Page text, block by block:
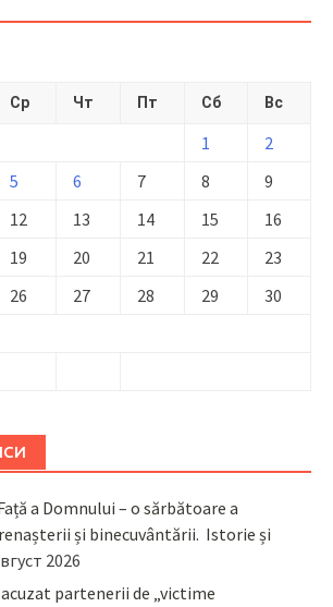
Ср Чт Пт Сб Вс
1
2
5 6 7 8
9
12 13 14 15
16
19 20 21 22
23
26 27 28 29
30
a Domnului – o sărbătoare a
și binecuvântării. Istorie și
2026
partenerii de „victime